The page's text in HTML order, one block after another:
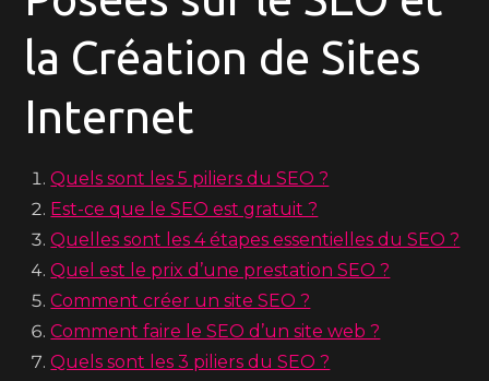
la Création de Sites
Internet
Quels sont les 5 piliers du SEO ?
Est-ce que le SEO est gratuit ?
Quelles sont les 4 étapes essentielles du SEO ?
Quel est le prix d’une prestation SEO ?
Comment créer un site SEO ?
Comment faire le SEO d’un site web ?
Quels sont les 3 piliers du SEO ?